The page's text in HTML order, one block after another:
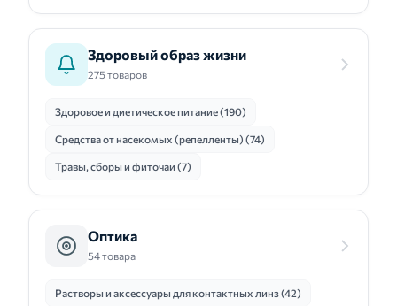
Здоровый образ жизни
275 товаров
Здоровое и диетическое питание (190)
Средства от насекомых (репелленты) (74)
Травы, сборы и фиточаи (7)
Оптика
54 товара
Растворы и аксессуары для контактных линз (42)